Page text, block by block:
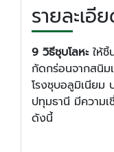
รายละเอี
9 วิธีชุบโลหะ ให้
กัดกร่อนจากสนิม
โรงชุบอลูมิเนียม
ปทุมธานี มีความ
ดังนี้